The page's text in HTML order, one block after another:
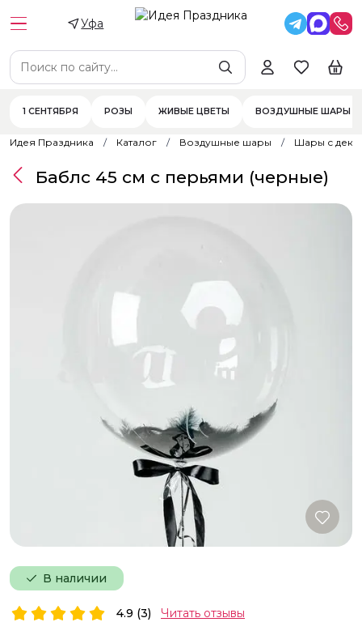
Уфа
1 СЕНТЯБРЯ РОЗЫ ЖИВЫЕ ЦВЕТЫ ВОЗДУШНЫЕ ШАРЫ
Идея Праздника Каталог Воздушные шары Шары с
В наличии
Баблс 45 см с перьями (черные)
4.9 (3) Читать отзывы